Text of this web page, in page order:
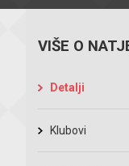
VIŠE O
Detalji
Klubovi